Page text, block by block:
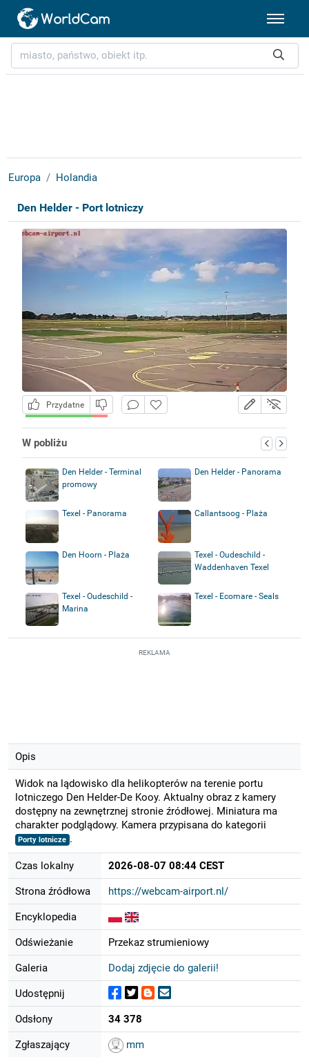
Europa Holandia
Den Helder - Port lotniczy
Przydatne
W pobliżu
Den Helder - Terminal
promowy
Den Helder - Panorama
Texel - Panorama Callantsoog - Plaża
Den Hoorn - Plaża
Texel - Oudeschild -
Waddenhaven Texel
Texel - Oudeschild -
Marina
Texel - Ecomare - Seals
REKLAMA
Opis
Widok na lądowisko dla helikopterów na terenie portu
lotniczego Den Helder-De Kooy. Aktualny obraz z kamery
dostępny na zewnętrznej stronie źródłowej. Miniatura ma
charakter podglądowy. Kamera przypisana do kategorii
Porty lotnicze .
Czas lokalny 2026-08-07 08:44 CEST
Strona źródłowa https://webcam-airport.nl/
Encyklopedia
Odświeżanie Przekaz strumieniowy
Galeria Dodaj zdjęcie do galerii!
Udostępnij
Odsłony 34 378
Zgłaszający mm